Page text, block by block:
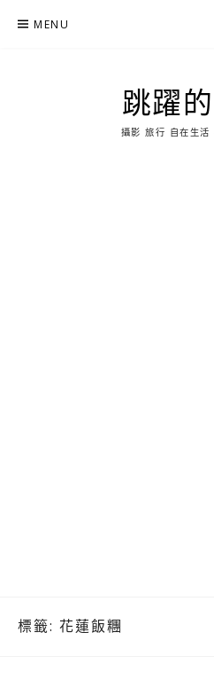
MENU
跳躍
攝影 旅行 自在生活
標籤: 花蓮飯糰